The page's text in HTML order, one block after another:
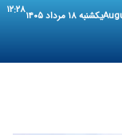
یکشنبه ۱۸ مرداد ۱۴۰۵ ۱۲:۲۸